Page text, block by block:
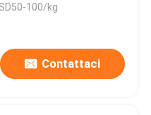
100/kg
Contattaci